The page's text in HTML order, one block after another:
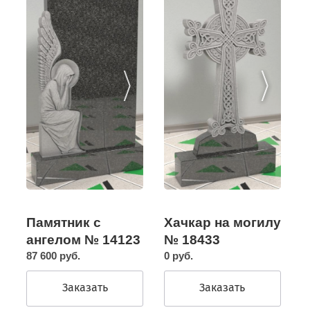
Памятник с
ангелом № 14123
87 600 руб.
Заказать
Хачкар на могилу
№ 18433
0 руб.
Заказать